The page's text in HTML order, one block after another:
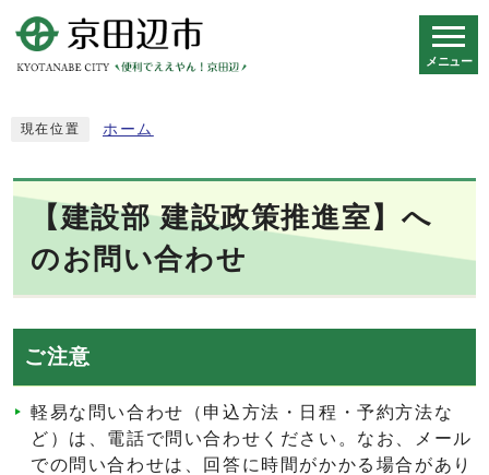
メニュー
現在位置 ホーム
【建設部 建設政策推進室】へ
のお問い合わせ
ご注意
軽易な問い合わせ（申込方法・日程・予約方法な
ど）は、電話で問い合わせください。なお、メール
での問い合わせは、回答に時間がかかる場合があり